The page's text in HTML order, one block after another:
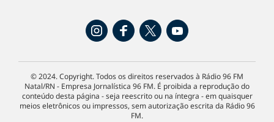
© 2024. Copyright. Todos os direitos reservados à Rádio 96 FM
Natal/RN - Empresa Jornalística 96 FM. É proibida a reprodução do
conteúdo desta página - seja reescrito ou na íntegra - em quaisquer
meios eletrônicos ou impressos, sem autorização escrita da Rádio 96
FM.